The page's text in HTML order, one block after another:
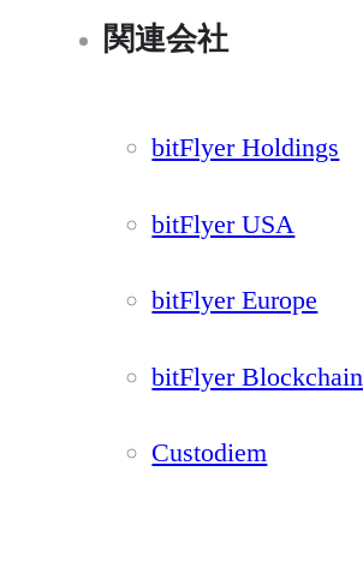
関連会社
bitFlyer Holdings
bitFlyer USA
bitFlyer Europe
bitFlyer Blockchain
Custodiem